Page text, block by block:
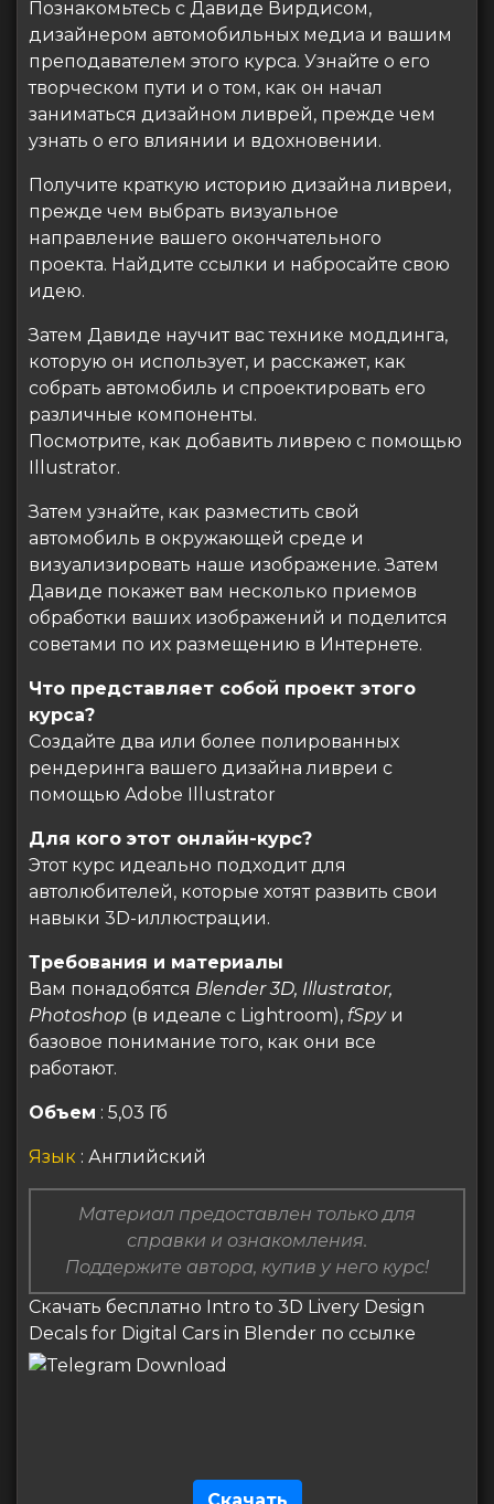
Познакомьтесь с Давиде Вирдисом,
дизайнером автомобильных медиа и вашим
преподавателем этого курса. Узнайте о его
творческом пути и о том, как он начал
заниматься дизайном ливрей, прежде чем
узнать о его влиянии и вдохновении.
Получите краткую историю дизайна ливреи,
прежде чем выбрать визуальное
направление вашего окончательного
проекта. Найдите ссылки и набросайте свою
идею.
Затем Давиде научит вас технике моддинга,
которую он использует, и расскажет, как
собрать автомобиль и спроектировать его
различные компоненты.
Посмотрите, как добавить ливрею с помощью
Illustrator.
Затем узнайте, как разместить свой
автомобиль в окружающей среде и
визуализировать наше изображение. Затем
Давиде покажет вам несколько приемов
обработки ваших изображений и поделится
советами по их размещению в Интернете.
Что представляет собой проект этого
курса?
Создайте два или более полированных
рендеринга вашего дизайна ливреи с
помощью Adobe Illustrator
Для кого этот онлайн-курс?
Этот курс идеально подходит для
автолюбителей, которые хотят развить свои
навыки 3D-иллюстрации.
Требования и материалы
Вам понадобятся Blender 3D, Illustrator,
Photoshop (в идеале с Lightroom), fSpyи
базовое понимание того, как они все
работают.
Объем : 5,03 Гб
Язык : Английский
Материал предоставлен только для
справки и ознакомления.
Поддержите автора, купив у него курс!
Скачать бесплатно Intro to 3D Livery Design
Decals for Digital Cars in Blender по ссылке
Скачать